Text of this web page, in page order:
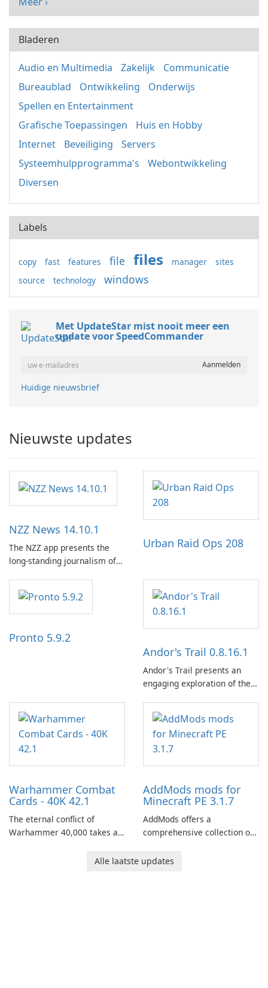
Bladeren
Audio en Multimedia Zakelijk
Communicatie
Bureaublad
Ontwikkeling
Onderwijs
Spellen en Entertainment
Grafische Toepassingen
Huis en Hobby
Internet
Beveiliging
Servers
Systeemhulpprogramma's
Webontwikkeling
Diversen
Labels
copy fast features file files manager
sites
source
technology windows
Met UpdateStar mist nooit meer een
update voor SpeedCommander
Huidige nieuwsbrief
Nieuwste updates
NZZ News 14.10.1
The NZZ app presents the
long-standing journalism of
and a liberal outlook that
embraces diverse opinion.
Urban Raid Ops 208
Pronto 5.9.2
Andor's Trail 0.8.16.1
Andor's Trail presents an
engaging exploration of the
centered around the pursuit
of your brother, Andor,
through a quest-driven
narrative inspired by classic
Warhammer Combat
Cards - 40K 42.1
The eternal conflict of
Warhammer 40,000 takes a
Combat Cards - 40K, a card
AddMods mods for
Minecraft PE 3.1.7
AddMods offers a
comprehensive collection of
allowing you to enhance your
Alle laatste updates